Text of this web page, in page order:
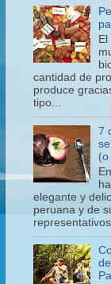
cantidad de
produce
tipo...
7
(o
elegante y
peruana y de